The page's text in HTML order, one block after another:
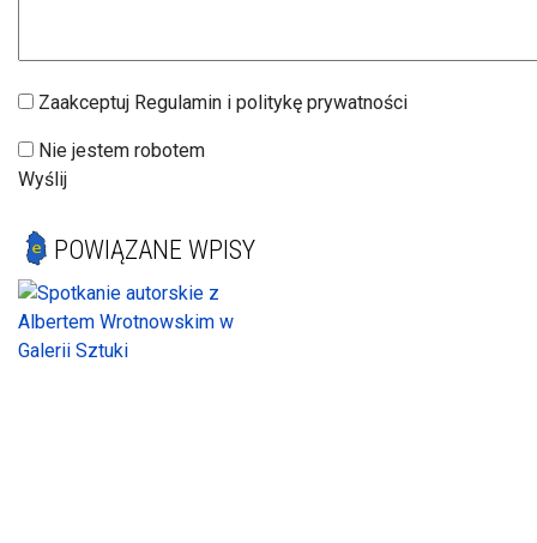
Zaakceptuj Regulamin i politykę prywatności
Nie jestem robotem
Wyślij
POWIĄZANE WPISY